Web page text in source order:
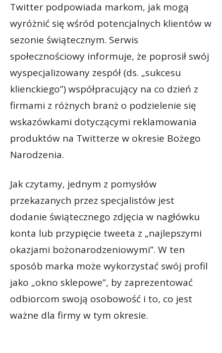
Twitter podpowiada markom, jak mogą
wyróżnić się wśród potencjalnych klientów w
sezonie świątecznym. Serwis
społecznościowy informuje, że poprosił swój
wyspecjalizowany zespół (ds. „sukcesu
klienckiego”) współpracujący na co dzień z
firmami z różnych branż o podzielenie się
wskazówkami dotyczącymi reklamowania
produktów na Twitterze w okresie Bożego
Narodzenia.
Jak czytamy, jednym z pomysłów
przekazanych przez specjalistów jest
dodanie świątecznego zdjęcia w nagłówku
konta lub przypięcie tweeta z „najlepszymi
okazjami bożonarodzeniowymi”. W ten
sposób marka może wykorzystać swój profil
jako „okno sklepowe”, by zaprezentować
odbiorcom swoją osobowość i to, co jest
ważne dla firmy w tym okresie.